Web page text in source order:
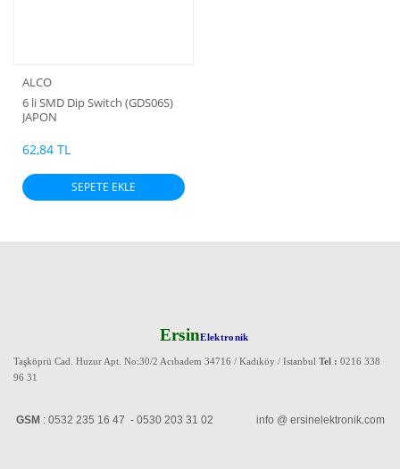
ALCO
6 li SMD Dip Switch (GDS06S)
JAPON
62,84 TL
SEPETE EKLE
ErsinElektronik
Taşköprü Cad. Huzur Apt. No:30/2 Acıbadem 34716 / Kadıköy / Istanbul Tel : 0216 338
96 31
GSM : 0532 235 16 47 - 0530 203 31 02 info @ ersinelektronik.com